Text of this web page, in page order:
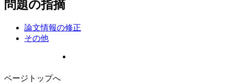
問題の指摘
論文情報の修正
その他
ページトップへ